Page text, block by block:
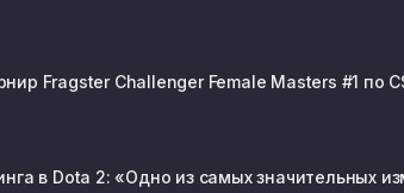
Fragster Challenger Female Masters #1 по
в Dota 2: «Одно из самых значительных